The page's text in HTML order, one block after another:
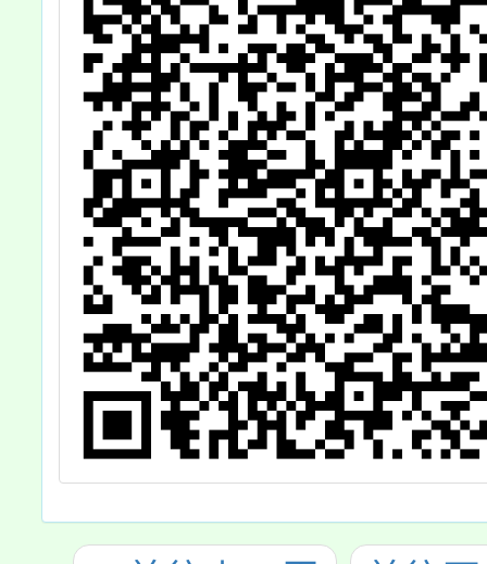
工作
約幸
教育
等，